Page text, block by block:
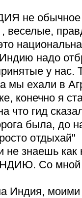
не обычное
веселые,
надо
у нас.
мы ехали в
конечно я
что гид
была, до
отдыхай"
не знаешь как
Со мной
Индия, моими